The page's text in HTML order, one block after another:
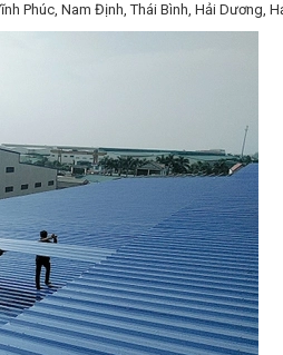
Phúc, Nam Định, Thái Bình, Hải Dương,